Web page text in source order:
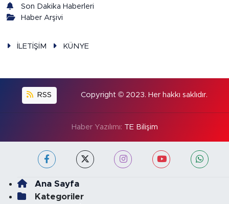
Son Dakika Haberleri
Haber Arşivi
İLETİŞİM KÜNYE
RSS Copyright © 2023. Her hakkı saklıdır.
Haber Yazılımı: TE Bilişim
Ana Sayfa
Kategoriler